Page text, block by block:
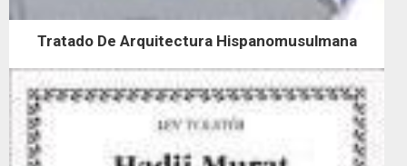
Tratado De Arquitectura Hispanomusulmana